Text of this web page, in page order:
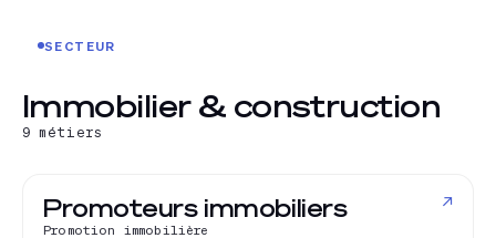
SECTEUR
Immobilier & construction
9 métiers
Promoteurs immobiliers
Promotion immobilière
↗